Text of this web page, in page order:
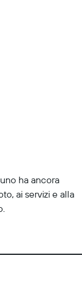
ha ancora
ai servizi e alla